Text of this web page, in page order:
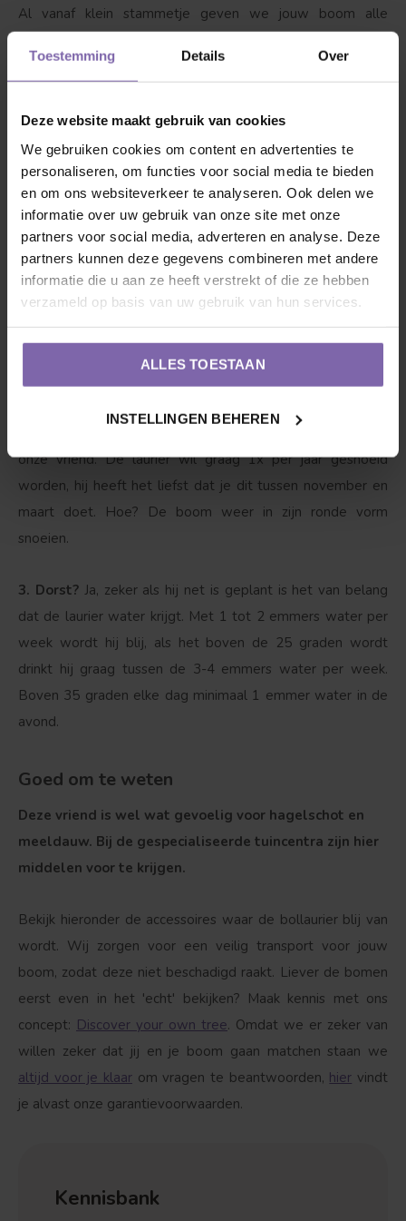
Toestemming Details Over
Deze website maakt gebruik van cookies
We gebruiken cookies om content en advertenties te
personaliseren, om functies voor social media te bieden
en om ons websiteverkeer te analyseren. Ook delen we
informatie over uw gebruik van onze site met onze
partners voor social media, adverteren en analyse. Deze
partners kunnen deze gegevens combineren met andere
informatie die u aan ze heeft verstrekt of die ze hebben
verzameld op basis van uw gebruik van hun services.
ALLES TOESTAAN
INSTELLINGEN BEHEREN
Al vanaf klein stammetje geven we jouw boom alle
te komen. Neem jij dit van ons over? Daarom even een
1. Verhuizing : Nadat de boom de reis heeft afgelegd
vanuit onze boomkwekerij tot in jouw tuin begint het pas
echt voor jou en de boom. Graaf een ruim gat voor de
wortels of kluit, zorg voor een droge ondergrond. Owja,
niet te diep, zorg dat de stam maximaal 5 centimeter in de
grond zit. Als de laurier met kluit geleverd is, dan mag de
jute en metalen draadkorf eromheen blijven zitten. Ook is
het handig om de boom goed in balans te houden, dit kan
je eenvoudig doen metboompalen en
goed begin is het halve werk!
onze vriend. De laurier wil graag 1x per jaar gesnoeid
worden, hij heeft het liefst dat je dit tussen november en
maart doet. Hoe? De boom weer in zijn ronde vorm
snoeien.
3. Dorst?Ja, zeker als hij net is geplant is het van belang
dat de laurier water krijgt. Met 1 tot 2 emmers water per
week wordt hij blij, als het boven de 25 graden wordt
drinkt hij graag tussen de 3-4 emmers water per week.
Boven 35 graden elke dag minimaal 1 emmer water in de
avond.
Goed om te weten
Deze vriend is wel wat gevoelig voor hagelschot en
meeldauw. Bij de gespecialiseerde tuincentra zijn hier
middelen voor te krijgen.
Bekijk hieronder de accessoires waar de bollaurier blij van
wordt. Wij zorgen voor een veilig transport voor jouw
boom, zodat deze niet beschadigd raakt. Liever de bomen
eerst even in het 'echt' bekijken? Maak kennis met ons
concept: Discover your own tree. Omdat we er zeker van
willen zeker dat jij en je boom gaan matchen staan we
altijd voor je klaar om vragen te beantwoorden, hier vindt
je alvast onze garantievoorwaarden.
Kennisbank